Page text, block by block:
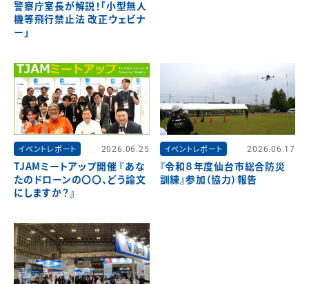
警察庁室長が解説！「小型無人
機等飛行禁止法 改正ウェビナ
ー」
イベントレポート 2026.06.25
TJAMミートアップ開催 『あな
たのドローンの〇〇、どう論文
にしますか？』
イベントレポート 2026.06.17
『令和８年度仙台市総合防災
訓練』参加（協力）報告